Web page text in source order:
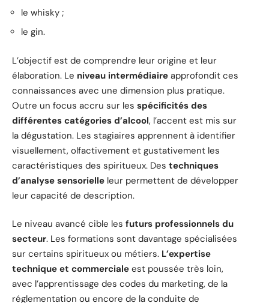
le whisky ;
le gin.
L’objectif est de comprendre leur origine et leur
élaboration. Le niveau intermédiaire approfondit ces
connaissances avec une dimension plus pratique.
Outre un focus accru sur les spécificités des
différentes catégories d’alcool, l’accent est mis sur
la dégustation. Les stagiaires apprennent à identifier
visuellement, olfactivement et gustativement les
caractéristiques des spiritueux. Des techniques
d’analyse sensorielle leur permettent de développer
leur capacité de description.
Le niveau avancé cible les futurs professionnels du
secteur. Les formations sont davantage spécialisées
sur certains spiritueux ou métiers. L’expertise
technique et commerciale est poussée très loin,
avec l’apprentissage des codes du marketing, de la
réglementation ou encore de la conduite de